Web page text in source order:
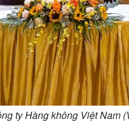
ty Hàng không Việt Nam